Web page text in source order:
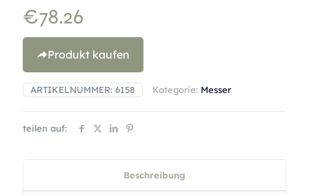
€78.26
Produkt kaufen
ARTIKELNUMMER: 6158 Kategorie: Messer
teilen auf:
Beschreibung